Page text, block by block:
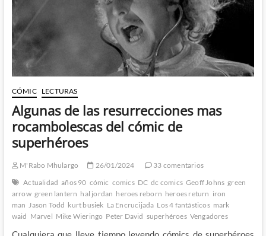
CÓMIC LECTURAS
Algunas de las resurrecciones mas
rocambolescas del cómic de
superhéroes
M'Rabo Mhulargo 26/01/2024
33 comentarios
Actualidad años 90 cómic comics DC dc comics Geoff Johns green
arrow green lantern hal jordan heroes reborn heroes return iron
man Jason Todd kurt busiek La Encrucijada Los 4 fantásticos mark
waid Marvel Mike Wieringo Peter David superhéroes Vengadores